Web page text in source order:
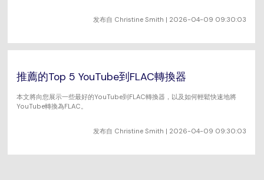
发布自 Christine Smith | 2026-04-09 09:30:03
推薦的Top 5 YouTube到FLAC轉換器
本文將向您展示一些最好的YouTube到FLAC轉換器，以及如何輕鬆快速地將
YouTube轉換為FLAC。
发布自 Christine Smith | 2026-04-09 09:30:03